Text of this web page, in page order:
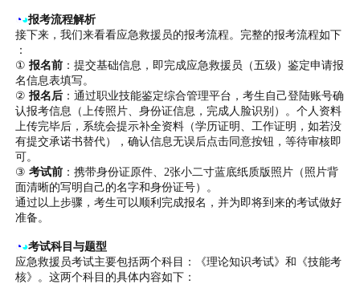
◔◕报考流程解析
接下来，我们来看看应急救援员的报考流程。完整的报考流程如下
：
①报名前 ：提交基础信息，即完成应急救援员（五级）鉴定申请报
名信息表填写。
②报名后 ：通过职业技能鉴定综合管理平台，考生自己登陆账号确
认报考信息（上传照片、身份证信息，完成人脸识别）。个人资料
上传完毕后，系统会提示补全资料（学历证明、工作证明，如若没
有提交承诺书替代），确认信息无误后点击同意按钮，等待审核即
可。
③考试前 ：携带身份证原件、2张小二寸蓝底纸质版照片（照片背
面清晰的写明自己的名字和身份证号）。
通过以上步骤，考生可以顺利完成报名，并为即将到来的考试做好
准备。
◔◕考试科目与题型
应急救援员考试主要包括两个科目：《理论知识考试》和《技能考
核》。这两个科目的具体内容如下：